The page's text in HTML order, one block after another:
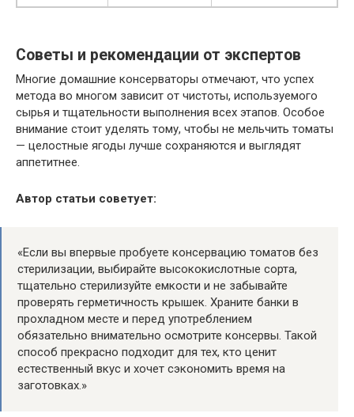
Советы и рекомендации от экспертов
Многие домашние консерваторы отмечают, что успех
метода во многом зависит от чистоты, используемого
сырья и тщательности выполнения всех этапов. Особое
внимание стоит уделять тому, чтобы не мельчить томаты
— целостные ягоды лучше сохраняются и выглядят
аппетитнее.
Автор статьи советует:
«Если вы впервые пробуете консервацию томатов без
стерилизации, выбирайте высококислотные сорта,
тщательно стерилизуйте емкости и не забывайте
проверять герметичность крышек. Храните банки в
прохладном месте и перед употреблением
обязательно внимательно осмотрите консервы. Такой
способ прекрасно подходит для тех, кто ценит
естественный вкус и хочет сэкономить время на
заготовках.»